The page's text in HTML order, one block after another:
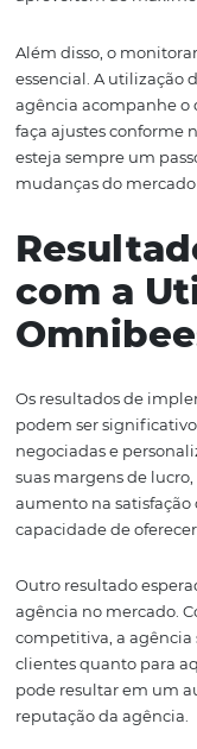
na Sua
A implementação
pode parecer um
processo se torna
agência. A
transição seja
Uma vez que a
a equipe para
e webinars para
aproveitem ao
Além disso, o
essencial. A